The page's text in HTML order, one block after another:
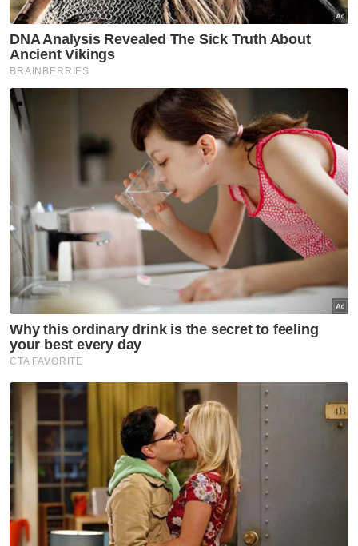
Semasa
Dua anggota polis minta
tindakan tatatertib
Semasa
Kenyataan MAG tunjuk
'sindrom penafian' - King Sing